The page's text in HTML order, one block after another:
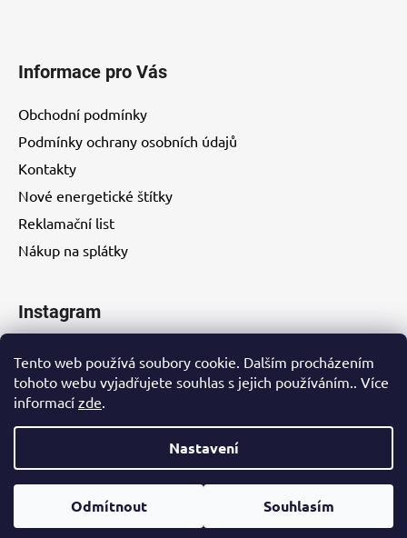
Tento web používá soubory cookie. Dalším procházením
tohoto webu vyjadřujete souhlas s jejich používáním.. Více
informací zde.
Nastavení
Odmítnout Souhlasím
Informace pro Vás
Obchodní podmínky
Podmínky ochrany osobních údajů
Kontakty
Nové energetické štítky
Reklamační list
Nákup na splátky
Instagram
Vytvořil Shoptet
Copyright 2026
. Všechna práva
vyhrazena.Upravit nastavení cookies